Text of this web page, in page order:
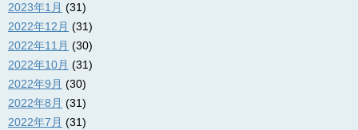
2023年1月 (31)
2022年12月 (31)
2022年11月 (30)
2022年10月 (31)
2022年9月 (30)
2022年8月 (31)
2022年7月 (31)